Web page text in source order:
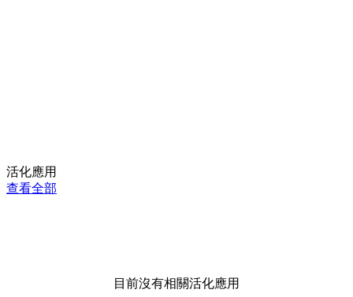
活化應用
查看全部
目前沒有相關活化應用